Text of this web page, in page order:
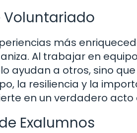
Voluntariado
más
Al trabajar en
ayudan a otros, sino
la resiliencia y la
en un verdadero acto
Exalumnos